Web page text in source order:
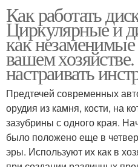
Как работать
Циркулярные и
как
вашем
настраивать
Предтечей современных
орудия из камня, кости, на
зазубрины с одного края.
было положено еще в
эры. Используют их как в